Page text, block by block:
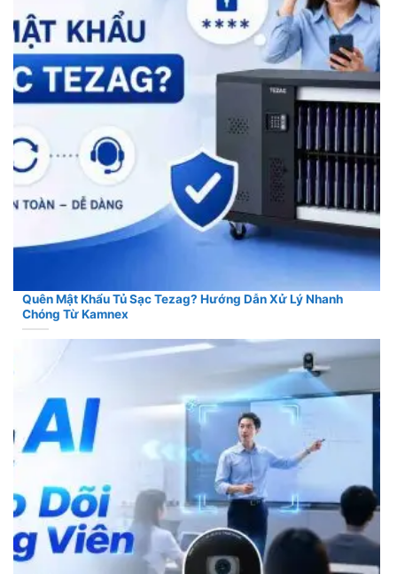
Quên Mật Khẩu Tủ Sạc Tezag? Hướng Dẫn Xử Lý Nhanh
Chóng Từ Kamnex